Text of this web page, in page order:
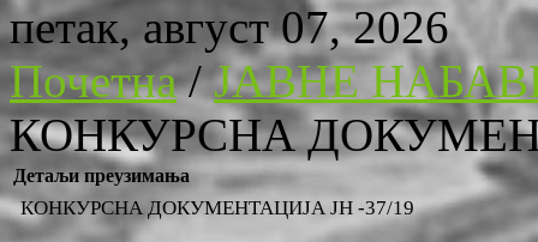
петак, август 07, 2026
Почетна/ЈАВНЕ
КОНКУРСНА
Детаљи преузимања
КОНКУРСНА ДОКУМЕНТАЦИЈА ЈН -37/19